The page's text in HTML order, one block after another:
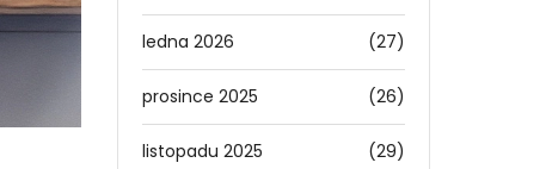
ledna 2026 (27)
prosince 2025 (26)
listopadu 2025 (29)